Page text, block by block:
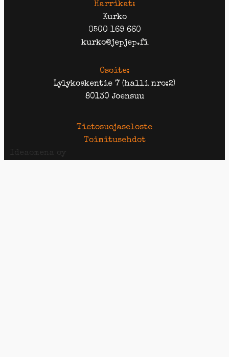
Harrikat:
Kurko
0500 169 660
kurko@jepjep.fi
Osoite:
Lylykoskentie 7 (halli nro:2)
80130 Joensuu
Tietosuojaseloste
Toimitusehdot
Ideaomena oy